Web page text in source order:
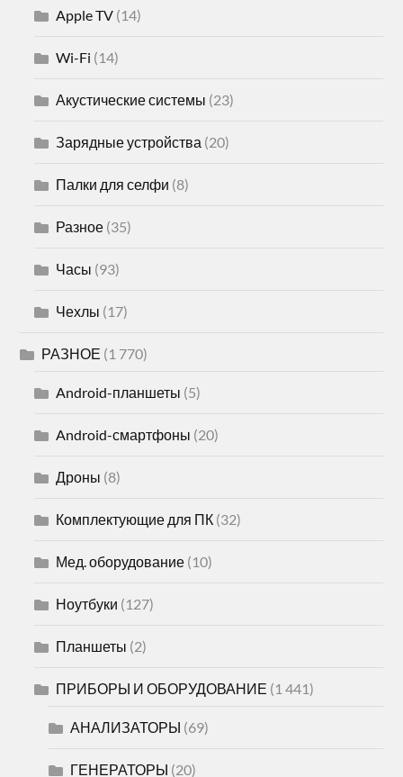
Apple TV (14)
Wi-Fi (14)
Акустические системы (23)
Зарядные устройства (20)
Палки для селфи (8)
Разное (35)
Часы (93)
Чехлы (17)
РАЗНОЕ (1 770)
Android-планшеты (5)
Android-смартфоны (20)
Дроны (8)
Комплектующие для ПК (32)
Мед. оборудование (10)
Ноутбуки (127)
Планшеты (2)
ПРИБОРЫ И ОБОРУДОВАНИЕ (1 441)
АНАЛИЗАТОРЫ (69)
ГЕНЕРАТОРЫ (20)